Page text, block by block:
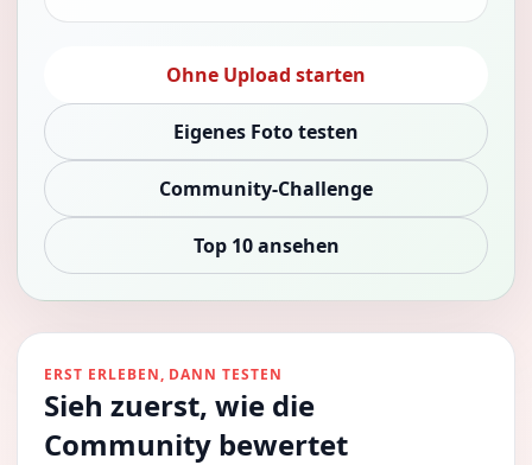
Ohne Upload starten
Eigenes Foto testen
Community-Challenge
Top 10 ansehen
ERST ERLEBEN, DANN TESTEN
Sieh zuerst, wie die
Community bewertet